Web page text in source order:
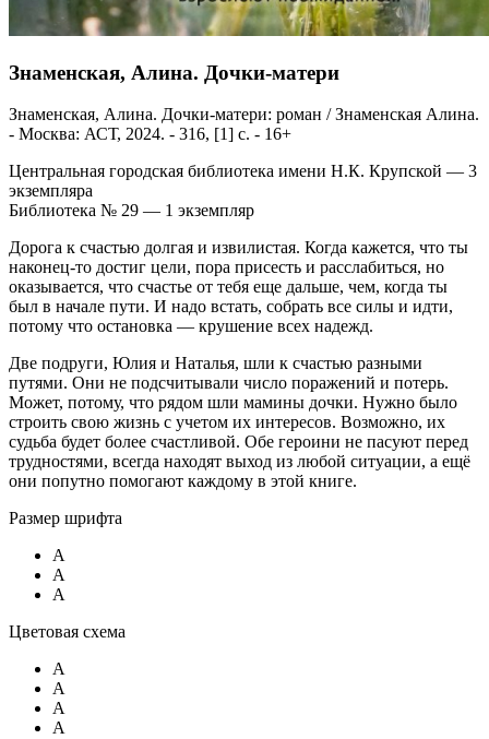
Знаменская, Алина. Дочки-матери
Знаменская, Алина. Дочки-матери: роман / Знаменская Алина.
- Москва: АСТ, 2024. - 316, [1] с. - 16+
Центральная городская библиотека имени Н.К. Крупской — 3
экземпляра
Библиотека № 29 — 1 экземпляр
Дорога к счастью долгая и извилистая. Когда кажется, что ты
наконец-то достиг цели, пора присесть и расслабиться, но
оказывается, что счастье от тебя еще дальше, чем, когда ты
был в начале пути. И надо встать, собрать все силы и идти,
потому что остановка — крушение всех надежд.
Две подруги, Юлия и Наталья, шли к счастью разными
путями. Они не подсчитывали число поражений и потерь.
Может, потому, что рядом шли мамины дочки. Нужно было
строить свою жизнь с учетом их интересов. Возможно, их
судьба будет более счастливой. Обе героини не пасуют перед
трудностями, всегда находят выход из любой ситуации, а ещё
они попутно помогают каждому в этой книге.
Размер шрифта
A
A
A
Цветовая схема
A
A
A
A